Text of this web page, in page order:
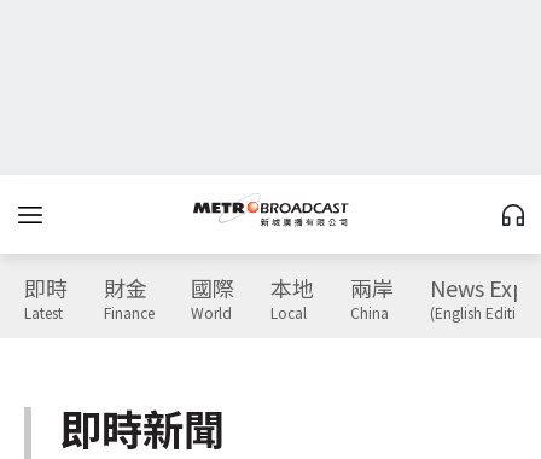
即時
Latest
財金
Finance
國際
World
本地
Local
兩岸
China
News
(English Edition)
即時新聞